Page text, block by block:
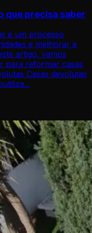
que precisa saber
é um processo
e melhorar a
artigo, vamos
para reformar casas
Casas devolutas